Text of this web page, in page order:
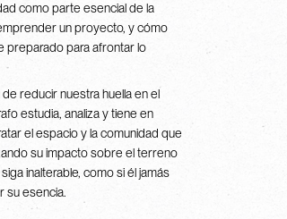
como parte esencial de la
un proyecto, y cómo
preparado para afrontar lo
reducir nuestra huella en el
estudia, analiza y tiene en
el espacio y la comunidad que
su impacto sobre el terreno
inalterable, como si él jamás
su esencia.